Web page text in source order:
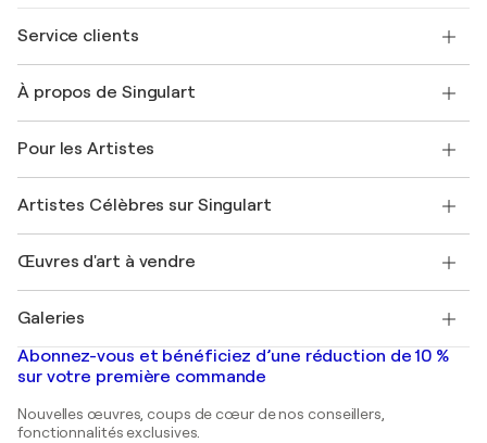
Service clients
Expédition
Offrir une carte cadeau
Rejoignez notre programme commercial
Mon compte
+33 1 76 44 06 42
À propos de Singulart
FAQ
Magazine Singulart
Emplois
Découvrez une sélection d'art original
Pour les Artistes
Se connecter en tant qu'Artiste
Artistes Célèbres sur Singulart
Marc Chagall
Banksy
Mr. Brainwash
Shepard Fairey
Œuvres d'art à vendre
Tableaux abstraits à vendre
Peintures de paysage
Estampes
Peintures acryliques
Galeries
Galeries d'art en France
Galeries d'art en Belgique
Abonnez-vous et bénéficiez d’une réduction de 10 %
sur votre première commande
Nouvelles œuvres, coups de cœur de nos conseillers,
fonctionnalités exclusives.